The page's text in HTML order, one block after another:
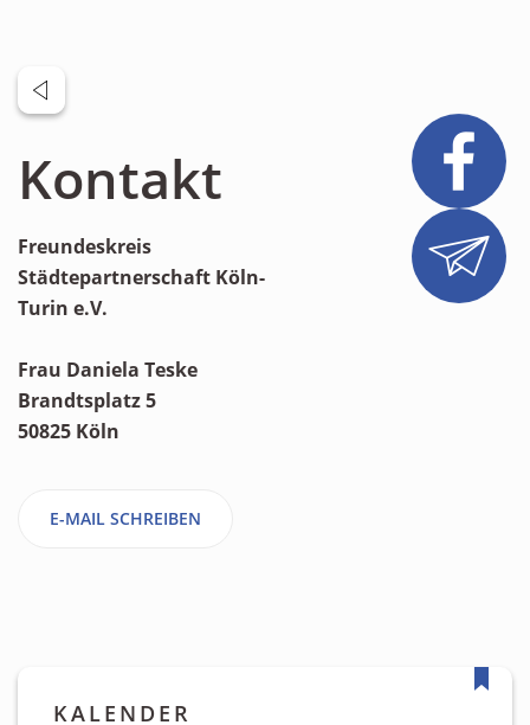
Kontakt
Freundeskreis
Städtepartnerschaft Köln-
Turin e.V.
Frau Daniela Teske
Brandtsplatz 5
50825 Köln
E-MAIL SCHREIBEN
KALENDER
Links & Downloads
Satzung